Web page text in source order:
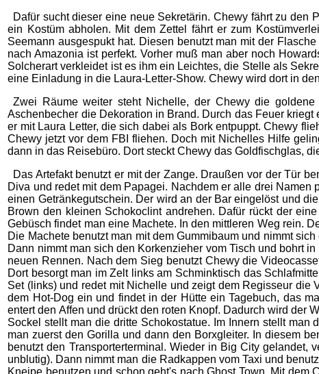
Dafür sucht dieser eine neue Sekretärin. Chewy fährt zu den
ein Kostüm abholen. Mit dem Zettel fährt er zum
Seemann ausgespukt hat. Diesen benutzt man mit der
nach Amazonia ist perfekt. Vorher muß man aber noch
Solcherart verkleidet ist es ihm ein Leichtes, die Stelle als
eine Einladung in die Laura-Letter-Show. Chewy wird dort in
Zwei Räume weiter steht Nichelle, der Chewy die
Aschenbecher die Dekoration in Brand. Durch das Feuer
er mit Laura Letter, die sich dabei als Bork entpuppt. Chewy
Chewy jetzt vor dem FBI fliehen. Doch mit Nichelles Hilfe
dann in das Reisebüro. Dort steckt Chewy das Goldfischglas,
Das Artefakt benutzt er mit der Zange. Draußen vor der Tür
Diva und redet mit dem Papagei. Nachdem er alle drei
einen Getränkegutschein. Der wird an der Bar eingelöst und
Brown den kleinen Schokoclint andrehen. Dafür rückt der
Gebüsch findet man eine Machete. In den mittleren Weg rein.
Die Machete benutzt man mit dem Gummibaum und nimmt
Dann nimmt man sich den Korkenzieher vom Tisch und bohrt
neuen Rennen. Nach dem Sieg benutzt Chewy die
Dort besorgt man im Zelt links am Schminktisch das
Set (links) und redet mit Nichelle und zeigt dem Regisseur die
dem Hot-Dog ein und findet in der Hütte ein Tagebuch, das
entert den Affen und drückt den roten Knopf. Dadurch wird der
Sockel stellt man die dritte Schokostatue. Im Innern stellt
man zuerst den Gorilla und dann den Borxgleiter. In diesem
benutzt den Transporterterminal. Wieder in Big City
unblutig). Dann nimmt man die Radkappen vom Taxi und
Kneipe benutzen und schon geht's nach Ghost Town. Mit